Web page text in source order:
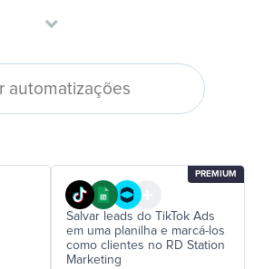
PREMIUM
Salvar leads do TikTok Ads
em uma planilha e marcá-los
como clientes no RD Station
Marketing